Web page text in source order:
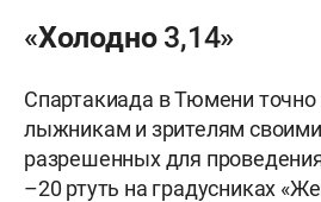
«Холодно 3,14»
Спартакиада в Тюмени
лыжникам и зрителям
разрешенных для
–20 ртуть на градусниках